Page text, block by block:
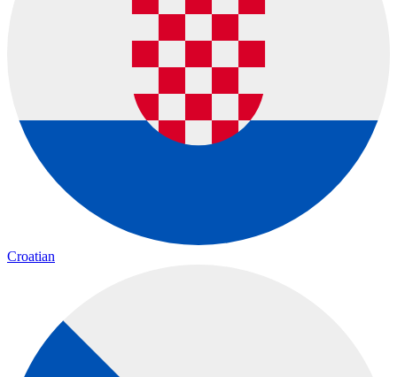
Croatian